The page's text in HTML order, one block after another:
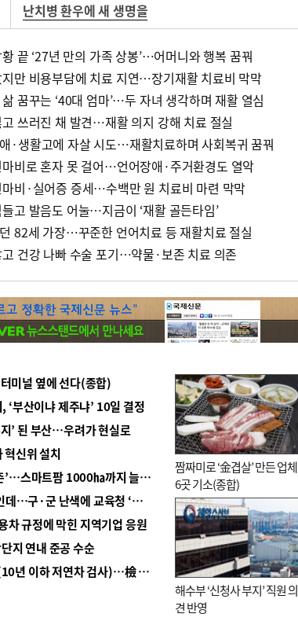
난치병 환우에 새 생명을
끝 ‘27년 만의 가족 상봉’…어머니와 행복 꿈꿔
지만 비용부담에 치료 지연…장기재활 치료비 막막
꿈꾸는 ‘40대 엄마’…두 자녀 생각하며 재활 열심
쓰러진 채 발견…재활 의지 강해 치료 절실
·생활고에 자살 시도…재활치료하며 사회복귀 꿈꿔
비로 혼자 못 걸어…언어장애·주거환경도 열악
비·실어증 증세…수백만 원 치료비 마련 막막
고 발음도 어눌…지금이 ‘재활 골든타임’
82세 가장…꾸준한 언어치료 등 재활치료 절실
고 건강 나빠 수술 포기…약물·보존 치료 의존
미널 옆에 선다(종합)
부산이냐 제주냐’ 10일 결정
’ 된 부산…우려가 현실로
신위 설치
■ 경남 농정 비전 ‘잘 사는 농촌’…스마트팜 1000㏊까지 늘린다
■ 교육혁신선도지 공모 코앞인데…구·군 난색에 교육청 ‘쩔쩔’
규정에 막힌 지역기업 응원
지 연내 준공 수순
■ 검사 신분 버리고 직급하향(10년 이하 저연차 검사)…檢 중수청행 기피
짬짜미로 ‘金겹살’ 만든 업체
6곳 기소(종합)
해수부 ‘신청사 부지’ 직원 의
견 반영